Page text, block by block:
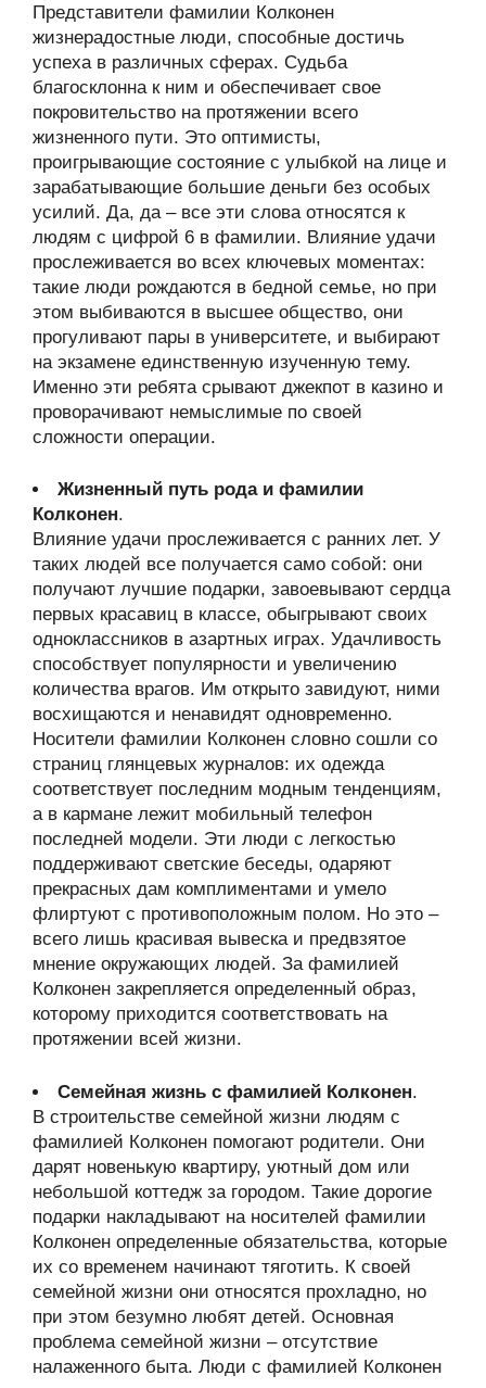
Представители фамилии Колконен
жизнерадостные люди, способные достичь
успеха в различных сферах. Судьба
благосклонна к ним и обеспечивает свое
покровительство на протяжении всего
жизненного пути. Это оптимисты,
проигрывающие состояние с улыбкой на лице и
зарабатывающие большие деньги без особых
усилий. Да, да – все эти слова относятся к
людям с цифрой 6 в фамилии. Влияние удачи
прослеживается во всех ключевых моментах:
такие люди рождаются в бедной семье, но при
этом выбиваются в высшее общество, они
прогуливают пары в университете, и выбирают
на экзамене единственную изученную тему.
Именно эти ребята срывают джекпот в казино и
проворачивают немыслимые по своей
сложности операции.
Жизненный путь рода и фамилии
Колконен.
Влияние удачи прослеживается с ранних лет. У
таких людей все получается само собой: они
получают лучшие подарки, завоевывают сердца
первых красавиц в классе, обыгрывают своих
одноклассников в азартных играх. Удачливость
способствует популярности и увеличению
количества врагов. Им открыто завидуют, ними
восхищаются и ненавидят одновременно.
Носители фамилии Колконен словно сошли со
страниц глянцевых журналов: их одежда
соответствует последним модным тенденциям,
а в кармане лежит мобильный телефон
последней модели. Эти люди с легкостью
поддерживают светские беседы, одаряют
прекрасных дам комплиментами и умело
флиртуют с противоположным полом. Но это –
всего лишь красивая вывеска и предвзятое
мнение окружающих людей. За фамилией
Колконен закрепляется определенный образ,
которому приходится соответствовать на
протяжении всей жизни.
Семейная жизнь с фамилией Колконен.
В строительстве семейной жизни людям с
фамилией Колконен помогают родители. Они
дарят новенькую квартиру, уютный дом или
небольшой коттедж за городом. Такие дорогие
подарки накладывают на носителей фамилии
Колконен определенные обязательства, которые
их со временем начинают тяготить. К своей
семейной жизни они относятся прохладно, но
при этом безумно любят детей. Основная
проблема семейной жизни – отсутствие
налаженного быта. Люди с фамилией Колконен